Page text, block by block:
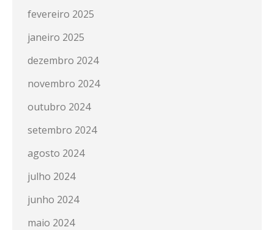
fevereiro 2025
janeiro 2025
dezembro 2024
novembro 2024
outubro 2024
setembro 2024
agosto 2024
julho 2024
junho 2024
maio 2024